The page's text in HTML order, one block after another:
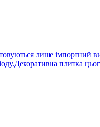
лише імпортний
плитка